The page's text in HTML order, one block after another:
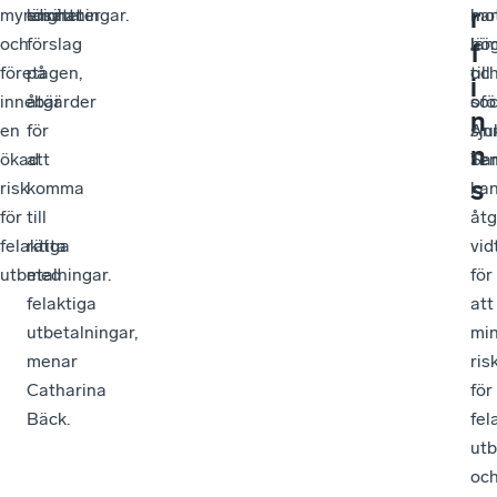
myndigheter
och
företagen,
innebär
en
ökad
risk
för
felaktiga
utbetalningar.
ersättningar.
lämnat
förslag
på
åtgärder
för
att
komma
till
rätta
med
felaktiga
utbetalningar,
menar
Catharina
Bäck.
r
f
i
n
n
s
har
till
för
att
för